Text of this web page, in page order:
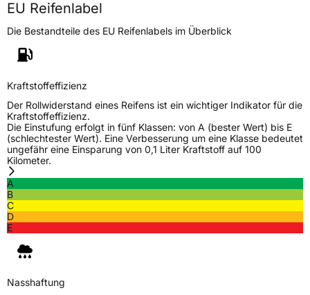
EPREL ID684041
Allgemeine Produktsicherheit (GPSR)
Herstellerkontakt
EU Reifenlabel
Die Bestandteile des EU Reifenlabels im Überblick
Kraftstoffeffizienz
Der Rollwiderstand eines Reifens ist ein wichtiger Indikator für die
Kraftstoffeffizienz.
Die Einstufung erfolgt in fünf Klassen: von A (bester Wert) bis E
(schlechtester Wert). Eine Verbesserung um eine Klasse bedeutet
ungefähr eine Einsparung von 0,1 Liter Kraftstoff auf 100
Kilometer.
A
B
C
D
E
Nasshaftung